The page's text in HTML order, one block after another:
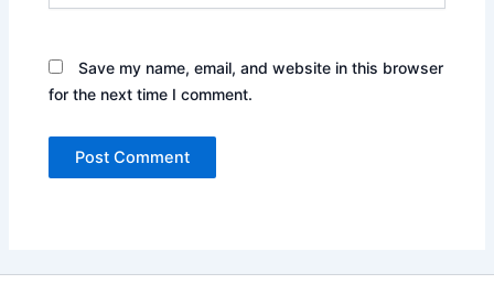
Save my name, email, and website in this browser
for the next time I comment.